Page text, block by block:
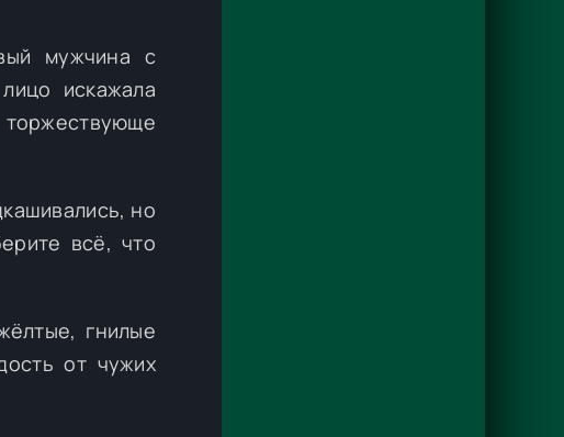
мужчина с
искажала
но
всё, что
гнилые
от чужих